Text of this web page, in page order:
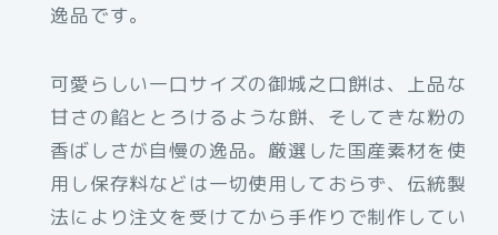
逸品です。
可愛らしい一口サイズの御城之口餅は、上品な
甘さの餡ととろけるような餅、そしてきな粉の
香ばしさが自慢の逸品。厳選した国産素材を使
用し保存料などは一切使用しておらず、伝統製
法により注文を受けてから手作りで制作してい